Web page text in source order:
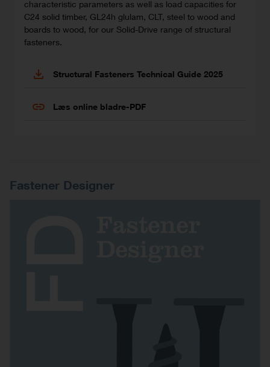
characteristic parameters as well as load capacities for
C24 solid timber, GL24h glulam, CLT, steel to wood and
boards to wood, for our Solid-Drive range of structural
fasteners.
Structural Fasteners Technical Guide 2025
Læs online bladre-PDF
Fastener Designer